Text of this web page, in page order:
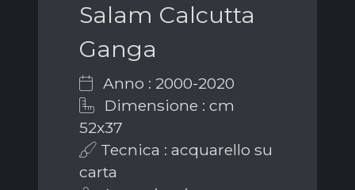
Salam Calcutta
Ganga
Anno : 2000-2020
Dimensione : cm
52x37
Tecnica : acquarello su
carta